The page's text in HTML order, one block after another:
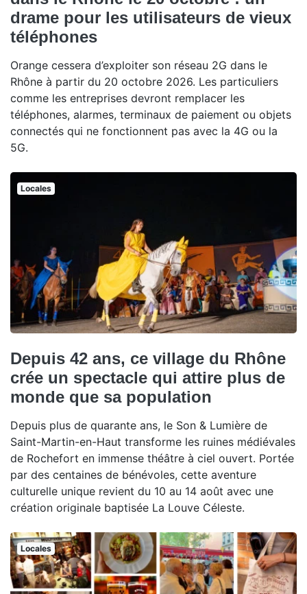
drame pour les utilisateurs de vieux
téléphones
Orange cessera d’exploiter son réseau 2G dans le
Rhône à partir du 20 octobre 2026. Les particuliers
comme les entreprises devront remplacer les
téléphones, alarmes, terminaux de paiement ou objets
connectés qui ne fonctionnent pas avec la 4G ou la
5G.
Locales
Depuis 42 ans, ce village du Rhône
crée un spectacle qui attire plus de
monde que sa population
Depuis plus de quarante ans, le Son & Lumière de
Saint-Martin-en-Haut transforme les ruines médiévales
de Rochefort en immense théâtre à ciel ouvert. Portée
par des centaines de bénévoles, cette aventure
culturelle unique revient du 10 au 14 août avec une
création originale baptisée La Louve Céleste.
Locales